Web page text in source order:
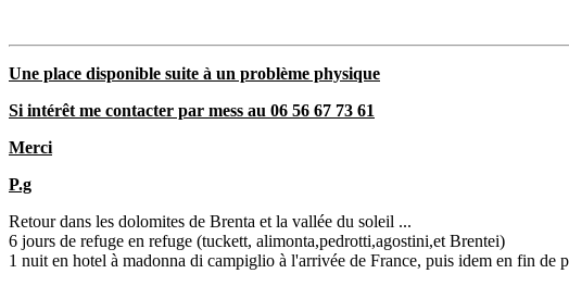
Une place disponible suite à un problème physique
Si intérêt me contacter par mess au 06 56 67 73 61
Merci
P.g
Retour dans les dolomites de Brenta et la vallée du soleil ...
6 jours de refuge en refuge (tuckett, alimonta,pedrotti,agostini,et Brentei)
1 nuit en hotel à madonna di campiglio à l'arrivée de France, puis idem en fin de